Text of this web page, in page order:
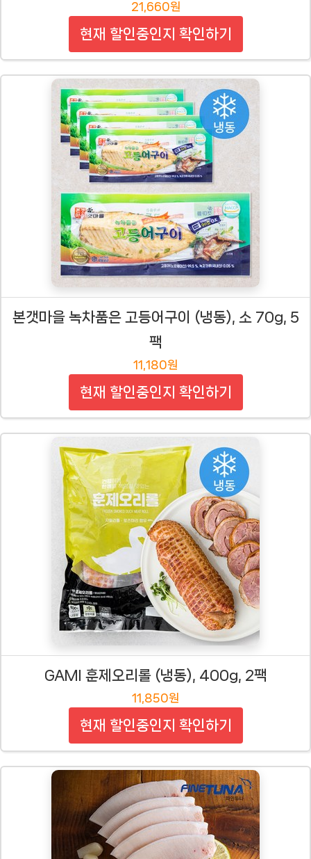
21,660원
현재 할인중인지 확인하기
본갯마을 녹차품은 고등어구이 (냉동), 소 70g, 5
팩
11,180원
현재 할인중인지 확인하기
GAMI 훈제오리롤 (냉동), 400g, 2팩
11,850원
현재 할인중인지 확인하기